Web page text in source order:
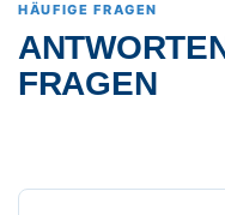
HÄUFIGE FRAGEN
FRAGEN